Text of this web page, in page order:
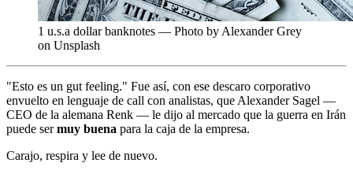
1 u.s.a dollar banknotes — Photo by Alexander Grey
on Unsplash
"Esto es un gut feeling." Fue así, con ese descaro corporativo
envuelto en lenguaje de call con analistas, que Alexander Sagel —
CEO de la alemana Renk — le dijo al mercado que la guerra en Irán
puede sermuy buena para la caja de la empresa.
Carajo, respira y lee de nuevo.